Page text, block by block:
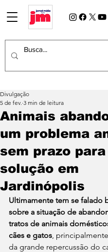
Animais
um problema
sem prazo para
solução em
Jardinópolis
Divulgação
5 de fev. 3 min de leitura
Ultimamente tem se falado
sobre a situação de
tratos de animais
cães e gatos,
da grande repercussão do